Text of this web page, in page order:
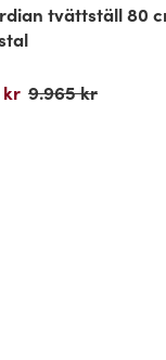
tvättställ 80
kr 9.965 kr